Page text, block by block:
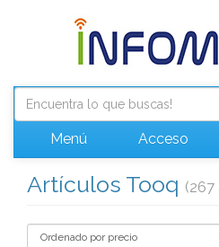
Menú Acceso
Artículos Tooq (267